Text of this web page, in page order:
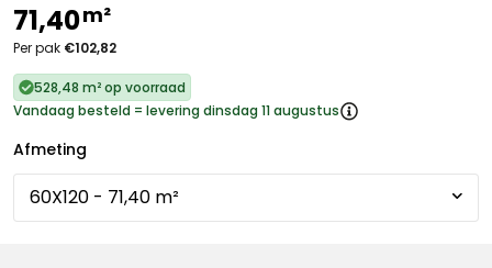
71,40m²
Per pak €102,82
528,48 m² op voorraad
Vandaag besteld = levering dinsdag 11 augustus
Afmeting